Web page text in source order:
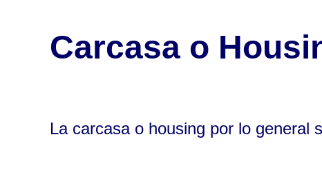
Carcasa o
La carcasa o housing por lo general